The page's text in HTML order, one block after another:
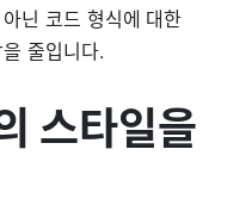
닌 코드 형식에 대한
줄입니다.
스타일을